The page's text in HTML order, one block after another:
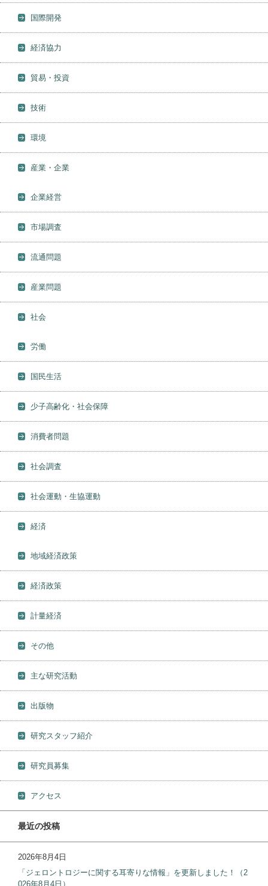
国際開発
経済協力
貿易・投資
技術
環境
産業・企業
企業経営
市場調査
流通問題
産業問題
社会
労働
国民生活
少子高齢化・社会保障
消費者問題
社会調査
社会運動・生協運動
経済
地域経済政策
経済政策
計量経済
その他
主な研究活動
出版物
研究スタッフ紹介
研究員募集
アクセス
最近の投稿
2026年8月4日
「ジェロントロジーに関する耳寄りな情報」を更新しました！（2
026年8月4日）